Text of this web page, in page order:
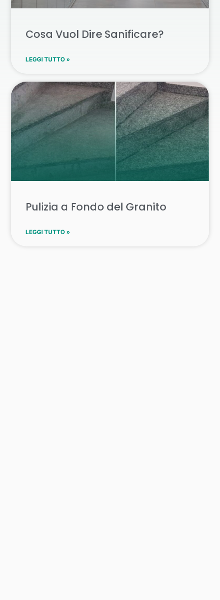
Cosa Vuol Dire Sanificare?
LEGGI TUTTO »
Pulizia a Fondo del Granito
LEGGI TUTTO »